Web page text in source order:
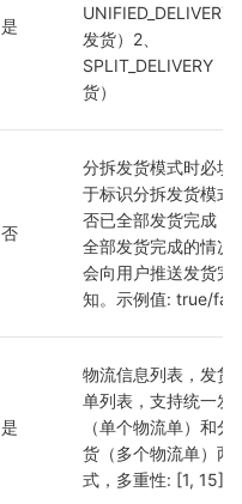
是
UNIFIED_DELIVERY
发货）2、
SPLIT_DELIVERY（
货）
否
分拆发货模式时必填
于标识分拆发货模式
否已全部发货完成，
全部发货完成的情况
会向用户推送发货完
知。示例值: true/
是
物流信息列表，发货
单列表，支持统一发
（单个物流单）和分
货（多个物流单）两
式，多重性: [1, 15]